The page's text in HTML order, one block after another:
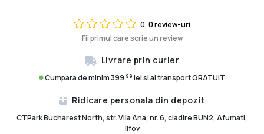
0 0 review-uri
Fii primul care scrie un review
Livrare prin curier
Cumpara de minim 399 99 lei si ai transport GRATUIT
Ridicare personala din depozit
CTPark Bucharest North, str. Vila Ana, nr. 6, cladire BUN2, Afumati,
Ilfov